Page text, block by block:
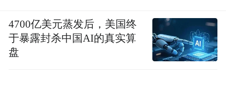
4700亿美元蒸发后，美国终
于暴露封杀中国AI的真实算
盘